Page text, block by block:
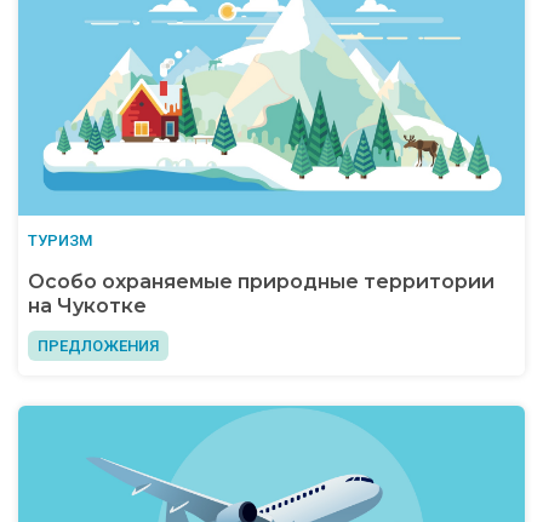
ТУРИЗМ
Особо охраняемые природные территории
на Чукотке
ПРЕДЛОЖЕНИЯ